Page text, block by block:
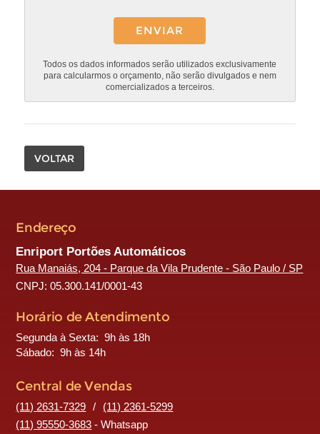
Todos os dados informados serão utilizados exclusivamente
para calcularmos o orçamento, não serão divulgados e nem
comercializados a terceiros.
VOLTAR
Endereço
Enriport Portões Automáticos
Rua Manaiás, 204 - Parque da Vila Prudente - São Paulo / SP
CNPJ: 05.300.141/0001-43
Horário de Atendimento
Segunda à Sexta: 9h às 18h
Sábado: 9h às 14h
Central de Vendas
(11) 2631-7329 /
(11) 2361-5299
(11) 95550-3683 - Whatsapp